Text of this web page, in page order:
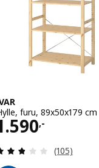
furu, 89x50x179 cm
,-
1590,-
(105)